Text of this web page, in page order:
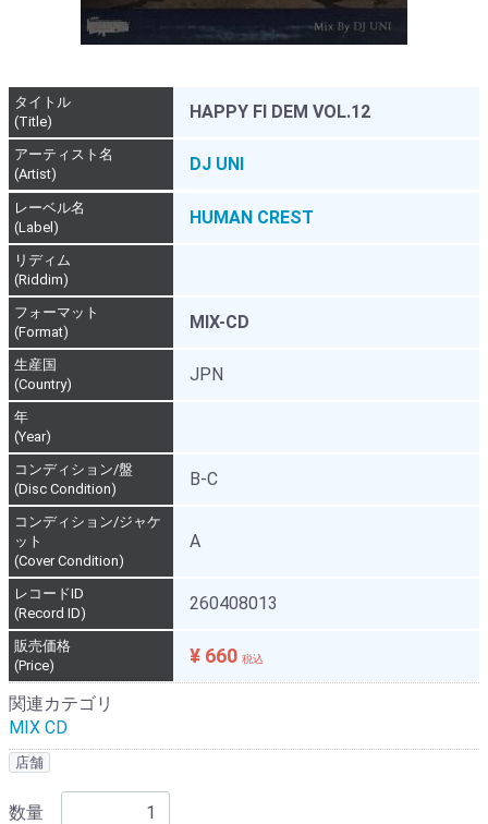
タイトル
(Title)
HAPPY FI DEM VOL.12
アーティスト名
(Artist)
DJ UNI
レーベル名
(Label)
HUMAN CREST
リディム
(Riddim)
フォーマット
(Format)
MIX-CD
生産国
(Country)
JPN
年
(Year)
コンディション/盤
(Disc Condition)
B-C
コンディション/ジャケ
ット
(Cover Condition)
A
レコードID
(Record ID)
260408013
販売価格
(Price)
¥ 660 税込
関連カテゴリ
MIX CD
店舗
数量